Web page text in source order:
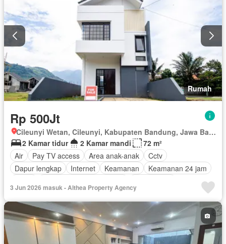
Rumah
Rp 500Jt
Cileunyi Wetan, Cileunyi, Kabupaten Bandung, Jawa Barat
2 Kamar tidur
2 Kamar mandi
72 m²
Air
Pay TV access Area anak-anak
Cctv
Dapur lengkap
Internet Keamanan
Keamanan 24 jam
Ruang layanan
Taman Tangki air
Panggang
Teras
Halaman Wifi
3 Jun 2026 masuk - Althea Property Agency